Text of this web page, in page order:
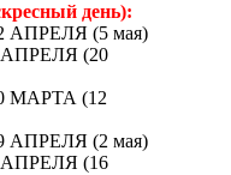
день):
АПРЕЛЯ (5 мая)
АПРЕЛЯ (20
МАРТА (12
АПРЕЛЯ (2 мая)
АПРЕЛЯ (16